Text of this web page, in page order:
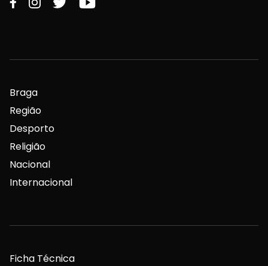
Braga
Região
Desporto
Religião
Nacional
Internacional
Ficha Técnica